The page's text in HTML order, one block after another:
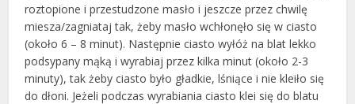
roztopione i przestudzone masło i jeszcze przez chwilę
miesza/zagniataj tak, żeby masło wchłonęło się w ciasto
(około 6 – 8 minut). Następnie ciasto wyłóż na blat lekko
podsypany mąką i wyrabiaj przez kilka minut (około 2-3
minuty), tak żeby ciasto było gładkie, lśniące i nie kleiło się
do dłoni. Jeżeli podczas wyrabiania ciasto klei się do blatu